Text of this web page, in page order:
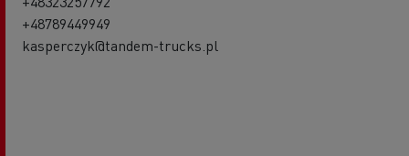
+48789449949
kasperczyk@tandem-trucks.pl